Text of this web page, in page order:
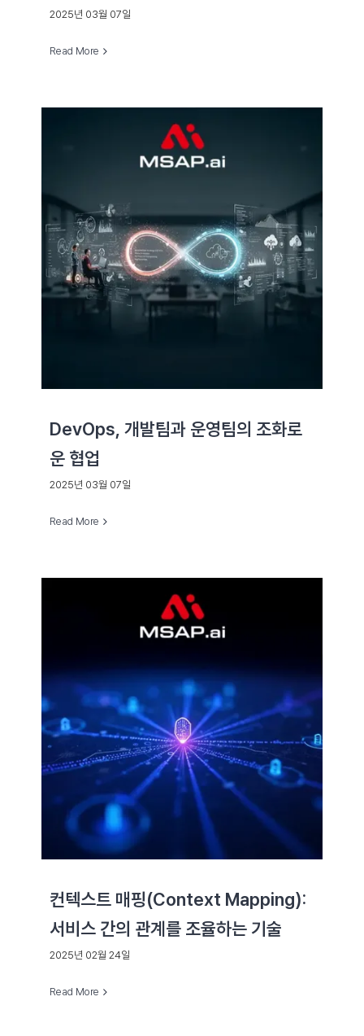
2025년 03월 07일
Read More
DevOps, 개발팀과 운영팀의 조화로
운 협업
2025년 03월 07일
Read More
컨텍스트 매핑(Context Mapping):
서비스 간의 관계를 조율하는 기술
2025년 02월 24일
Read More